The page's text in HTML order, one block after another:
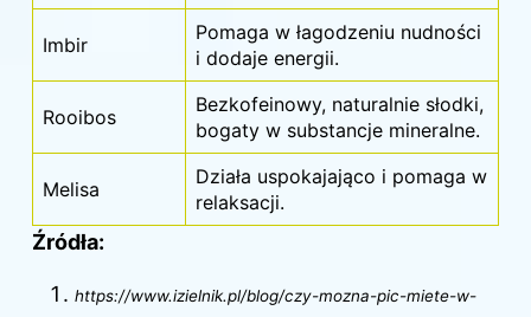
Imbir
Pomaga w łagodzeniu nudności
i dodaje energii.
Rooibos
Bezkofeinowy, naturalnie słodki,
bogaty w substancje mineralne.
Melisa
Działa uspokajająco i pomaga w
relaksacji.
Źródła:
https://www.izielnik.pl/blog/czy-mozna-pic-miete-w-